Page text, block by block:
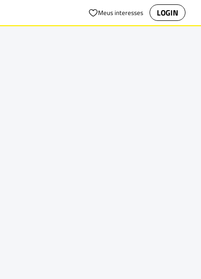
Meus interesses LOGIN